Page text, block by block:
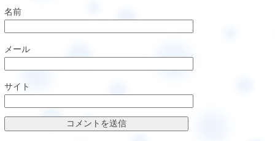
名前
メール
サイト